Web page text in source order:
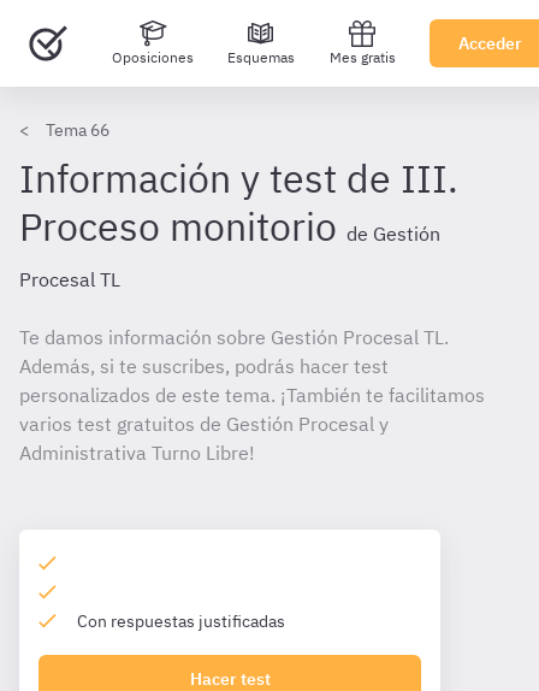
Oposiciones Esquemas Mes gratis
Acceder
Tema 66
Información y test de III.
Proceso monitorio de Gestión
Procesal TL
Te damos información sobre Gestión Procesal TL.
Además, si te suscribes, podrás hacer test
personalizados de este tema. ¡También te facilitamos
varios test gratuitos de Gestión Procesal y
Administrativa Turno Libre!
Con respuestas justificadas
Hacer test